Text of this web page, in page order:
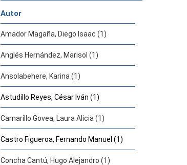
Autor
Amador Magaña, Diego Isaac (1)
Anglés Hernández, Marisol (1)
Ansolabehere, Karina (1)
Astudillo Reyes, César Iván (1)
Camarillo Govea, Laura Alicia (1)
Castro Figueroa, Fernando Manuel (1)
Concha Cantú, Hugo Alejandro (1)